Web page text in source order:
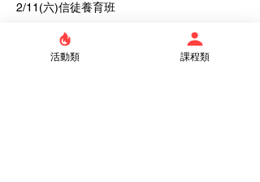
2/11(六)信徒養育班
活動類 課程類